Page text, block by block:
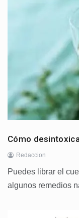
Cómo
Redaccion
Puedes librar el
algunos remedios